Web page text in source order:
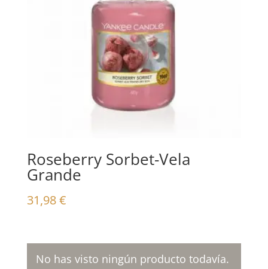
Roseberry Sorbet-Vela
Grande
31,98€
No has visto ningún producto todavía.